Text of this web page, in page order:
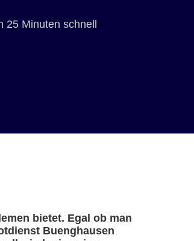
Minuten schnell
bietet. Egal ob man
Buenghausen